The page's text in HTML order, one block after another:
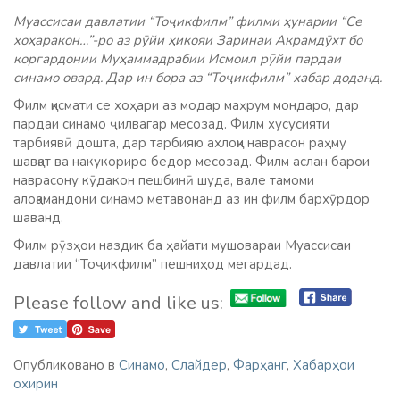
Муассисаи давлатии “Тоҷикфилм” филми ҳунарии “Се
хоҳаракон…”-ро аз рӯйи ҳикояи Заринаи Акрамдӯхт бо
коргардонии Муҳаммадрабии Исмоил рӯйи пардаи
синамо овард. Дар ин бора аз “Тоҷикфилм” хабар доданд.
Филм қисмати се хоҳари аз модар маҳрум мондаро, дар
пардаи синамо ҷилвагар месозад. Филм хусусияти
тарбиявӣ дошта, дар тарбияю ахлоқи наврасон раҳму
шавқат ва накукориро бедор месозад. Филм аслан барои
наврасону кӯдакон пешбинӣ шуда, вале тамоми
алоқамандони синамо метавонанд аз ин филм бархӯрдор
шаванд.
Филм рӯзҳои наздик ба ҳайати мушовараи Муассисаи
давлатии “Тоҷикфилм” пешниҳод мегардад.
Please follow and like us:
Опубликовано в Синамо, Слайдер, Фарҳанг, Хабарҳои
охирин